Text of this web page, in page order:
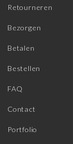
Retourneren
Bezorgen
Betalen
Bestellen
FAQ
Contact
Portfolio